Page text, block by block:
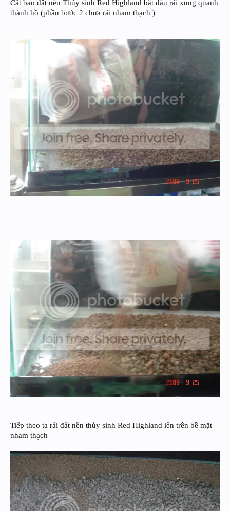
Cắt bao đất nền Thủy sinh Red Highland bắt đầu rải xung quanh
thành hồ (phần bước 2 chưa rải nham thạch )
Tiếp theo ta rải đất nền thủy sinh Red Highland lên trên bề mặt
nham thạch